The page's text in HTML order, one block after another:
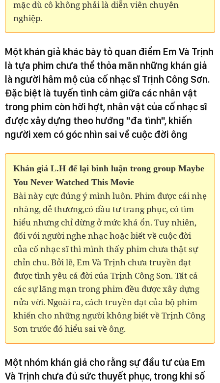
mặc dù cô không phải là diễn viên chuyên
nghiệp.
Một khán giả khác bày tỏ quan điểm Em Và Trịnh
là tựa phim chưa thể thỏa mãn những khán giả
là người hâm mộ của cố nhạc sĩ Trịnh Công Sơn.
Đặc biệt là tuyến tình cảm giữa các nhân vật
trong phim còn hời hợt, nhân vật của cố nhạc sĩ
được xây dựng theo hướng "đa tình", khiến
người xem có góc nhìn sai về cuộc đời ông
Khán giả L.H để lại bình luận trong group Maybe
You Never Watched This Movie
Bài này cực đúng ý mình luôn. Phim được cái nhẹ
nhàng, dễ thương,có đầu tư trangphục, có tìm
hiểu nhưng chỉ dừng ở mức khá ổn. Tuy nhiên,
đối với người nghe nhạc hoặc biết về cuộc đời
của cốnhạc sĩ thì mình thấy phim chưa thật sự
chỉn chu. Bởi lẽ, Em Và Trịnh chưa truyền đạt
được tình yêu cả đời của Trịnh Công Sơn. Tất cả
các sự lãng mạn trong phim đều được xây dựng
nửa vời. Ngoài ra, cách truyền đạt của bộ phim
khiến cho nhữngngười không biết về Trịnh Công
Sơn trước đó hiểu sai về ông.
Một nhóm khán giả cho rằng sự đầu tư của Em
Và Trịnh chưa đủ sức thuyết phục, trong khi số